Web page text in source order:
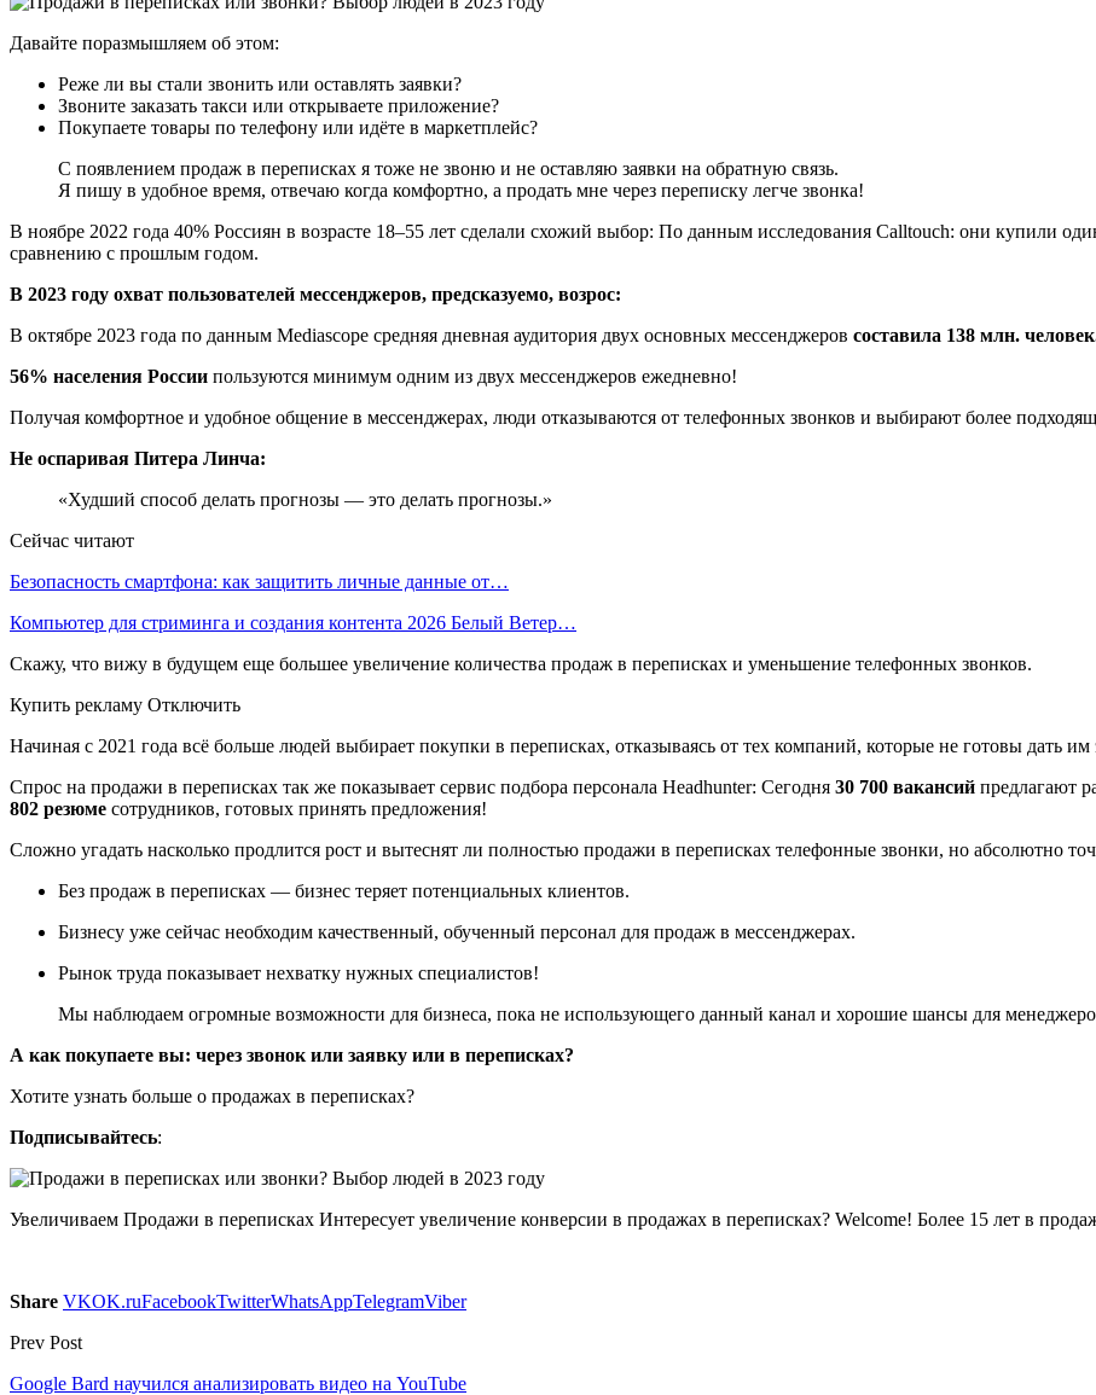
Давайте поразмышляем об этом:
Реже ли вы стали звонить или оставлять заявки?
Звоните заказать такси или открываете приложение?
Покупаете товары по телефону или идёте в маркетплейс?
С появлением продаж в переписках я тоже не звоню и не оставляю заявки на обратную связь.
Я пишу в удобное время, отвечаю когда комфортно, а продать мне через переписку легче звонка!
В ноябре 2022 года 40% Россиян в возрасте 18–55 лет сделали схожий выбор: По данным исследования Calltouch: они купили
сравнению с прошлым годом.
В 2023 году охват пользователей мессенджеров, предсказуемо, возрос:
В октябре 2023 года по данным Mediascope средняя дневная аудитория двух основных мессенджеров составила 138 млн.
56% населения России пользуются минимум одним из двух мессенджеров ежедневно!
Получая комфортное и удобное общение в мессенджерах, люди отказываются от телефонных звонков и выбирают более
Не оспаривая Питера Линча:
«Худший способ делать прогнозы — это делать прогнозы.»
Сейчас читают
Безопасность смартфона: как защитить личные данные от…
Компьютер для стриминга и создания контента 2026 Белый Ветер…
Скажу, что вижу в будущем еще большее увеличение количества продаж в переписках и уменьшение телефонных звонков.
Купить рекламу Отключить
Начиная с 2021 года всё больше людей выбирает покупки в переписках, отказываясь от тех компаний, которые не готовы дать им
Спрос на продажи в переписках так же показывает сервис подбора персонала Headhunter: Сегодня 30 700 вакансий предлагают
802 резюме сотрудников, готовых принять предложения!
Сложно угадать насколько продлится рост и вытеснят ли полностью продажи в переписках телефонные звонки, но абсолютно
Без продаж в переписках — бизнес теряет потенциальных клиентов.
Бизнесу уже сейчас необходим качественный, обученный персонал для продаж в мессенджерах.
Рынок труда показывает нехватку нужных специалистов!
Мы наблюдаем огромные возможности для бизнеса, пока не использующего данный канал и хорошие шансы для
А как покупаете вы: через звонок или заявку или в переписках?
Хотите узнать больше о продажах в переписках?
Подписывайтесь:
Увеличиваем Продажи в переписках Интересует увеличение конверсии в продажах в переписках? Welcome! Более 15 лет в
Share VKOK.ruFacebookTwitterWhatsAppTelegramViber
Prev Post
Google Bard научился анализировать видео на YouTube